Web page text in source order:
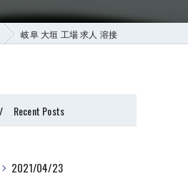
岐阜 大垣 工場 求人 溶接
Recent Posts
2021/04/23